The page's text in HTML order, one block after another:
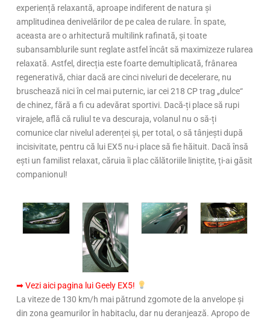
experiență relaxantă, aproape indiferent de natura și
amplitudinea denivelărilor de pe calea de rulare. În spate,
aceasta are o arhitectură multilink rafinată, și toate
subansamblurile sunt reglate astfel încât să maximizeze rularea
relaxată. Astfel, direcția este foarte demultiplicată, frânarea
regenerativă, chiar dacă are cinci niveluri de decelerare, nu
bruschează nici în cel mai puternic, iar cei 218 CP trag „dulce“
de chinez, fără a fi cu adevărat sportivi. Dacă-ți place să rupi
virajele, află că ruliul te va descuraja, volanul nu o să-ți
comunice clar nivelul aderenței și, per total, o să tânjești după
incisivitate, pentru că lui EX5 nu-i place să fie hăituit. Dacă însă
ești un familist relaxat, căruia îi plac călătoriile liniștite, ți-ai găsit
companionul!
➡ Vezi aici pagina lui Geely EX5!
La viteze de 130 km/h mai pătrund zgomote de la anvelope și
din zona geamurilor în habitaclu, dar nu deranjează. Apropo de